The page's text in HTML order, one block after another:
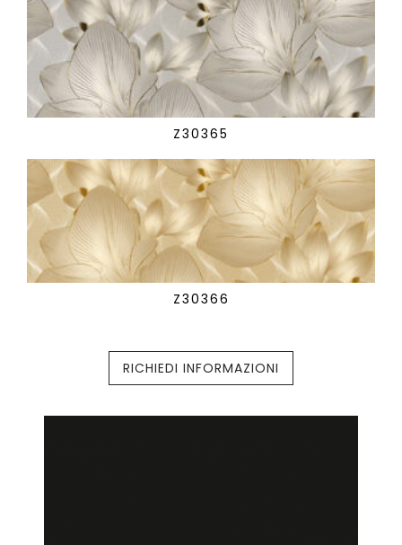
Z30365
Z30366
RICHIEDI INFORMAZIONI